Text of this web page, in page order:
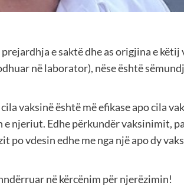
e saktë dhe as origjina e këtij
në laborator), nëse është
vaksinë është më efikase apo cila
e njeriut. Edhe përkundër vaksinimit,
vdesin edhe me nga një apo dy
në kërcënim për njerëzimin!